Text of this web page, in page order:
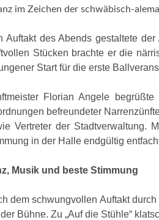
im Zeichen der schwäbisch-
Auftakt des Abends gestaltete
Stücken brachte er die
Start für die erste
Florian Angele
befreundeter
Vertreter der Stadtverwaltung.
in der Halle endgültig
Musik und beste Stimmung
dem schwungvollen Auftakt
Bühne. Zu „Auf die Stühle“